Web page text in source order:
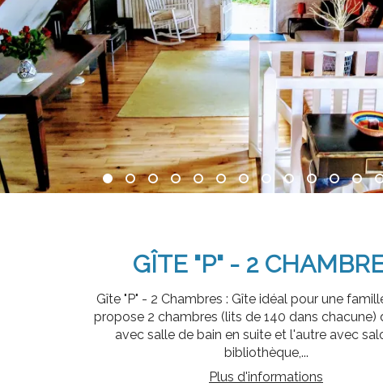
GÎTE "P" - 2
Gîte "P" - 2 Chambres : Gîte idéal pour une
propose 2 chambres (lits de 140 dans chacune)
avec salle de bain en suite et l'autre avec
bibliothèque,...
Plus d'informations